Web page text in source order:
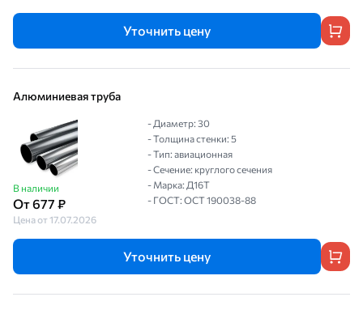
Уточнить цену
Алюминиевая труба
В наличии
От 677 ₽
Цена от 17.07.2026
- Диаметр: 30
- Толщина стенки: 5
- Тип: авиационная
- Сечение: круглого сечения
- Марка: Д16Т
- ГОСТ: ОСТ 190038-88
Уточнить цену